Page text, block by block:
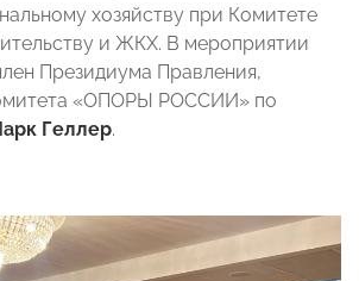
хозяйству при Комитете
и ЖКХ. В мероприятии
Президиума Правления,
«ОПОРЫ РОССИИ» по
Геллер.